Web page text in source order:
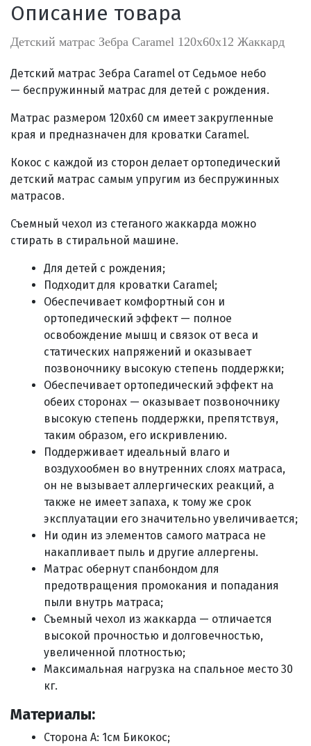
службами Пэк, Кит, Луч, Сдэк, Озон
доставка, Почта РФ или любой другой
транспортной компанией на Ваш выбор
городов)
Онлайн через СБП
Описание товара
Детский матрас Зебра Caramel 120х60х12 Жаккард
Детский матрас Зебра Caramel от Седьмое небо
— беспружинный матрас для детей с рождения.
Матрас размером 120х60 см имеет закругленные
края и предназначен для кроватки Caramel.
Кокос с каждой из сторон делает ортопедический
детский матрас самым упругим из беспружинных
матрасов.
Съемный чехол из стеганого жаккарда можно
стирать в стиральной машине.
Для детей с рождения;
Подходит для кроватки Caramel;
Обеспечивает комфортный сон и
ортопедический эффект — полное
освобождение мышц и связок от веса и
статических напряжений и оказывает
позвоночнику высокую степень поддержки;
Обеспечивает ортопедический эффект на
обеих сторонах — оказывает позвоночнику
высокую степень поддержки, препятствуя,
таким образом, его искривлению.
Поддерживает идеальный влаго и
воздухообмен во внутренних слоях матраса,
он не вызывает аллергических реакций, а
также не имеет запаха, к тому же срок
эксплуатации его значительно увеличивается;
Ни один из элементов самого матраса не
накапливает пыль и другие аллергены.
Матрас обернут спанбондом для
предотвращения промокания и попадания
пыли внутрь матраса;
Съемный чехол из жаккарда — отличается
высокой прочностью и долговечностью,
увеличенной плотностью;
Максимальная нагрузка на спальное место 30
кг.
Материалы:
Сторона А: 1см Бикокос;